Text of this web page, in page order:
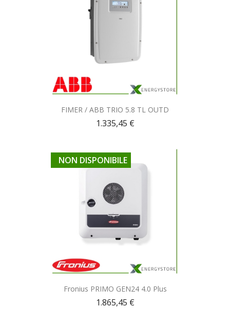
Anteprima
FIMER / ABB TRIO 5.8 TL OUTD
1.335,45 €
Anteprima
Fronius PRIMO GEN24 4.0 Plus
1.865,45 €
NON DISPONIBILE